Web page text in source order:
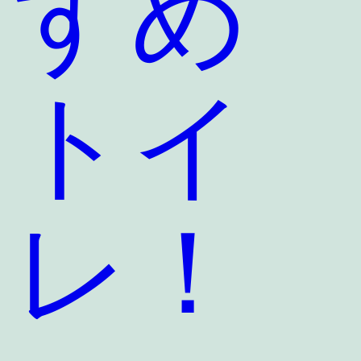
トイ
レ！